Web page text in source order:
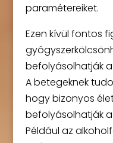
paramétereiket.
Ezen kívül fontos
befolyásolhatják
A betegeknek
hogy bizonyos
befolyásolhatják
Például az